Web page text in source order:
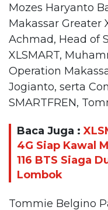
Mozes Haryanto
Makassar Greater
Achmad, Head of
XLSMART,
Operation
Jogianto, serta
SMARTFREN,
Baca Juga :
4G Siap Kawal
116 BTS Siaga
Lombok
Tommie Belgino